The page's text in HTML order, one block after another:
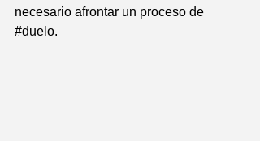
necesario afrontar un proceso de
#duelo.